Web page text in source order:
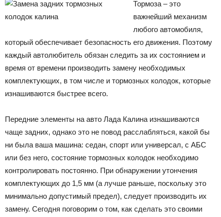
Тормоза – это
важнейший механизм
любого автомобиля,
который обеспечивает безопасность его движения. Поэтому
каждый автолюбитель обязан следить за их состоянием и
время от времени производить замену необходимых
комплектующих, в том числе и тормозных колодок, которые
изнашиваются быстрее всего.
Передние элементы на авто Лада Калина изнашиваются
чаще задних, однако это не повод расслабляться, какой бы
ни была ваша машина: седан, спорт или универсал, с АБС
или без него, состояние тормозных колодок необходимо
контролировать постоянно. При обнаружении утончения
комплектующих до 1,5 мм (а лучше раньше, поскольку это
минимально допустимый предел), следует производить их
замену. Сегодня поговорим о том, как сделать это своими